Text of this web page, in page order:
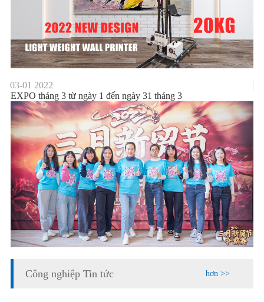
03-01 2022
EXPO tháng 3 từ ngày 1 đến ngày 31 tháng 3
Công nghiệp Tin tức hơn >>